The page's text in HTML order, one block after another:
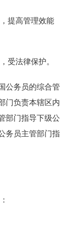
提高管理效能
法律保护。
务员的综合管
门负责本辖区内
部门指导下级公
务员主管部门指